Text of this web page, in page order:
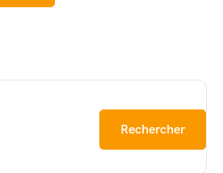
Rechercher